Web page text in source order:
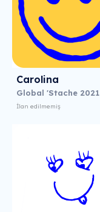
Carolina
Global 'Stache 2021
İlan edilmemiş